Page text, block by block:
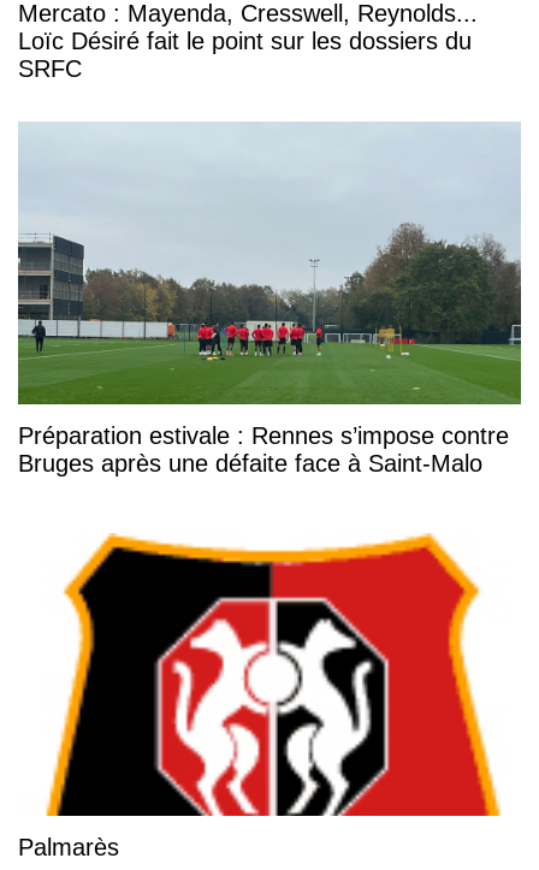
Mercato : Mayenda, Cresswell, Reynolds...
Loïc Désiré fait le point sur les dossiers du
SRFC
Préparation estivale : Rennes s’impose contre
Bruges après une défaite face à Saint-Malo
Palmarès